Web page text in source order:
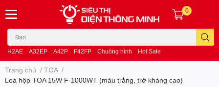
H2AE A32EP A42P F42FP Chuông hình Hot Sale
0
Trang chủ / TOA /
Loa hộp TOA 15W F-1000WT (màu trắng, trở kháng cao)